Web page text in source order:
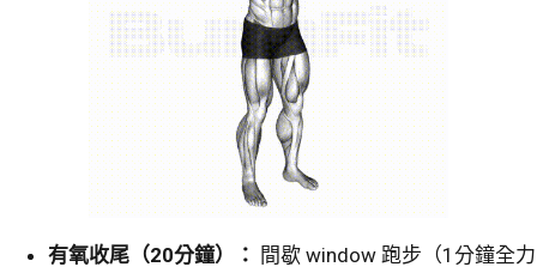
有氧收尾（20分鐘）： 間歇 window 跑步（1分鐘全力